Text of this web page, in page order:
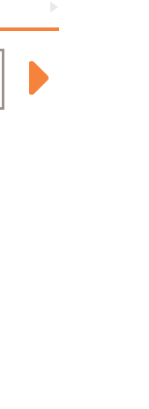
8
ДЕКАБРЯ